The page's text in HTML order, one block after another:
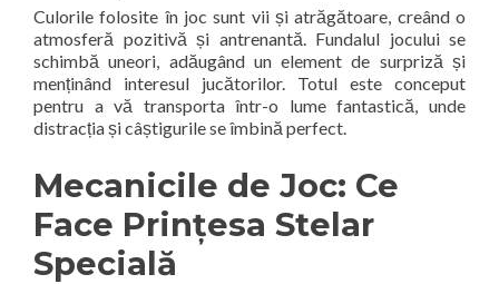
Culorile folosite în joc sunt vii și atrăgătoare, creând o
atmosferă pozitivă și antrenantă. Fundalul jocului se
schimbă uneori, adăugând un element de surpriză și
menținând interesul jucătorilor. Totul este conceput
pentru a vă transporta într-o lume fantastică, unde
distracția și câștigurile se îmbină perfect.
Mecanicile de Joc: Ce
Face Prințesa Stelar
Specială